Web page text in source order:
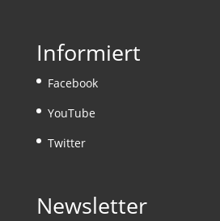
Informiert
Facebook
YouTube
Twitter
Newsletter